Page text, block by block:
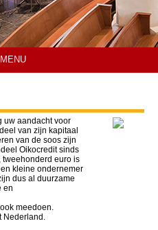
MENU
uw aandacht voor
van zijn kapitaal
van de soos zijn
Oikocredit sinds
tweehonderd euro is
kleine ondernemer
dus al duurzame
en
meedoen.